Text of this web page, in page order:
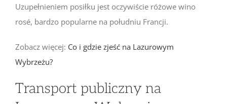
Uzupełnieniem posiłku jest oczywiście różowe wino
rosé, bardzo popularne na południu Francji.
Zobacz więcej: Co i gdzie zjeść na Lazurowym
Wybrzeżu?
Transport publiczny na